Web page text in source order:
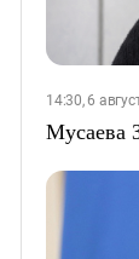
14:30, 6
Мусаева